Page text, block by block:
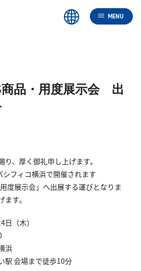
MENU
商品・用度展示会 出
、厚く御礼申し上げます。
フィコ横浜で開催されます
度展示会」へ出展する運びとなりま
す。
（木）
浜
会場まで徒歩10分